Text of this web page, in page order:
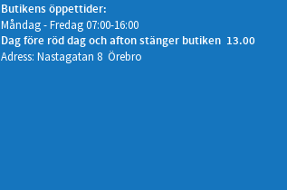
Butikens öppettider:
Måndag - Fredag 07:00-16:00
Dag före röd dag och afton stänger butiken 13.00
Adress: Nastagatan 8 Örebro